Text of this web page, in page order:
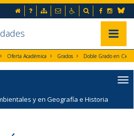
la página (alt + s)
(alt + c)
+ p)
u)
Facebook
Inicio Preguntas frecuentes
Mapa webContactoAccesibilidad
Buscador
Oferta Académica Grados
y en Geografía e Historia